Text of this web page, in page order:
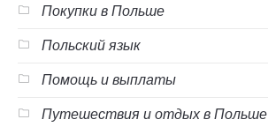
Покупки в Польше
Польский язык
Помощь и выплаты
Путешествия и отдых в Польше